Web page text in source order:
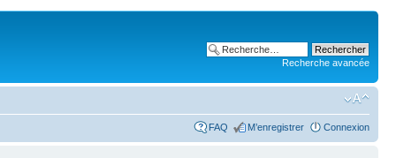
Recherche avancée
FAQ M’enregistrer Connexion